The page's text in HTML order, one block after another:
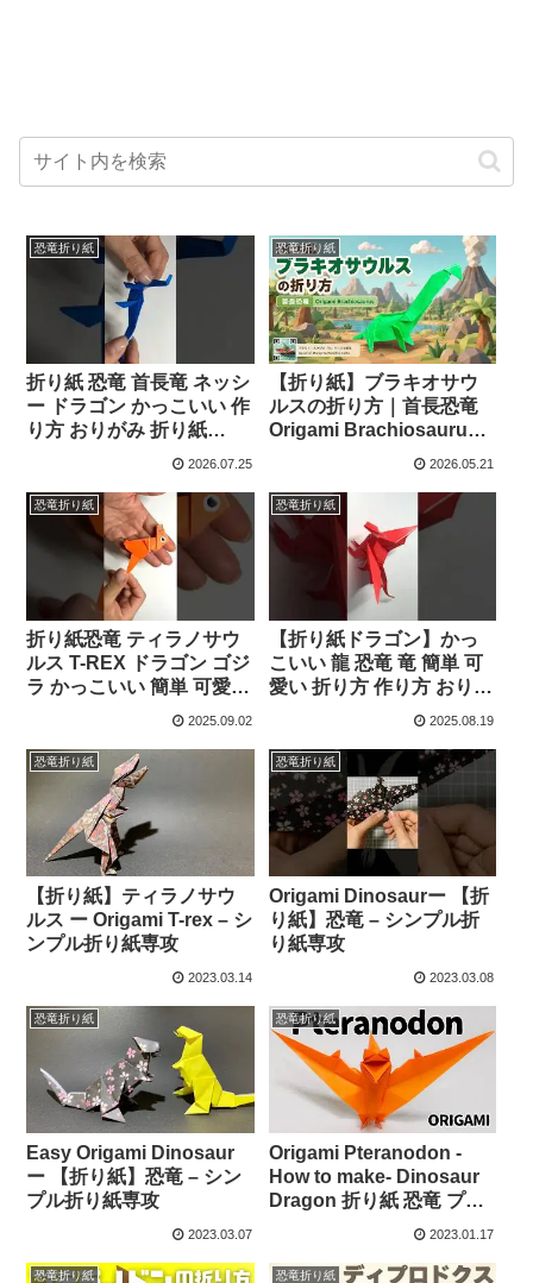
恐竜折り紙
折り紙 恐竜 首長竜 ネッシ
ー ドラゴン かっこいい 作
り方 おりがみ 折り紙
#shorts – ORIGAMI
2026.07.25
恐竜折り紙
【折り紙】ブラキオサウ
ルスの折り方｜首長恐竜
Origami Brachiosaurus
Tutorial | Long-Neck
Hadi – オリガミハリハデ
ィ
2026.05.21
恐竜折り紙
折り紙恐竜 ティラノサウ
ルス T-REX ドラゴン ゴジ
ラ かっこいい 簡単 可愛い
作り方 おりがみ #shorts –
ルーム
2025.09.02
恐竜折り紙
【折り紙ドラゴン】かっ
こいい 龍 恐竜 竜 簡単 可
愛い 折り方 作り方 おりが
み #shorts – ORIGAMI
2025.08.19
恐竜折り紙
【折り紙】ティラノサウ
ルス ー Origami T-rex – シ
ンプル折り紙専攻
2023.03.14
恐竜折り紙
Origami Dinosaurー 【折
り紙】恐竜 – シンプル折
り紙専攻
2023.03.08
恐竜折り紙
Easy Origami Dinosaur
ー 【折り紙】恐竜 – シン
プル折り紙専攻
2023.03.07
恐竜折り紙
Origami Pteranodon -
How to make- Dinosaur
Dragon 折り紙 恐竜 プテ
ラノドン 折り方 – Merry’s
2023.01.17
恐竜折り紙 恐竜折り紙